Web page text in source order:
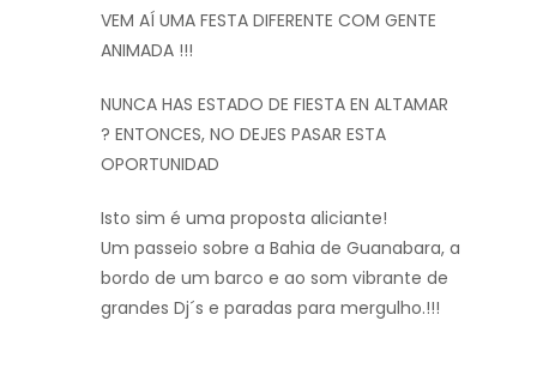
VEM AÍ UMA FESTA DIFERENTE COM GENTE
ANIMADA !!!
NUNCA HAS ESTADO DE FIESTA EN ALTAMAR
? ENTONCES, NO DEJES PASAR ESTA
OPORTUNIDAD
Isto sim é uma proposta aliciante!
Um passeio sobre a Bahia de Guanabara, a
bordo de um barco e ao som vibrante de
grandes Dj´s e paradas para mergulho.!!!